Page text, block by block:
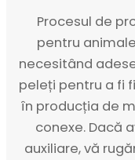
Procesul de
pentru
necesitând
peleți pentru a fi
în producția de
conexe. Dacă
auxiliare, vă